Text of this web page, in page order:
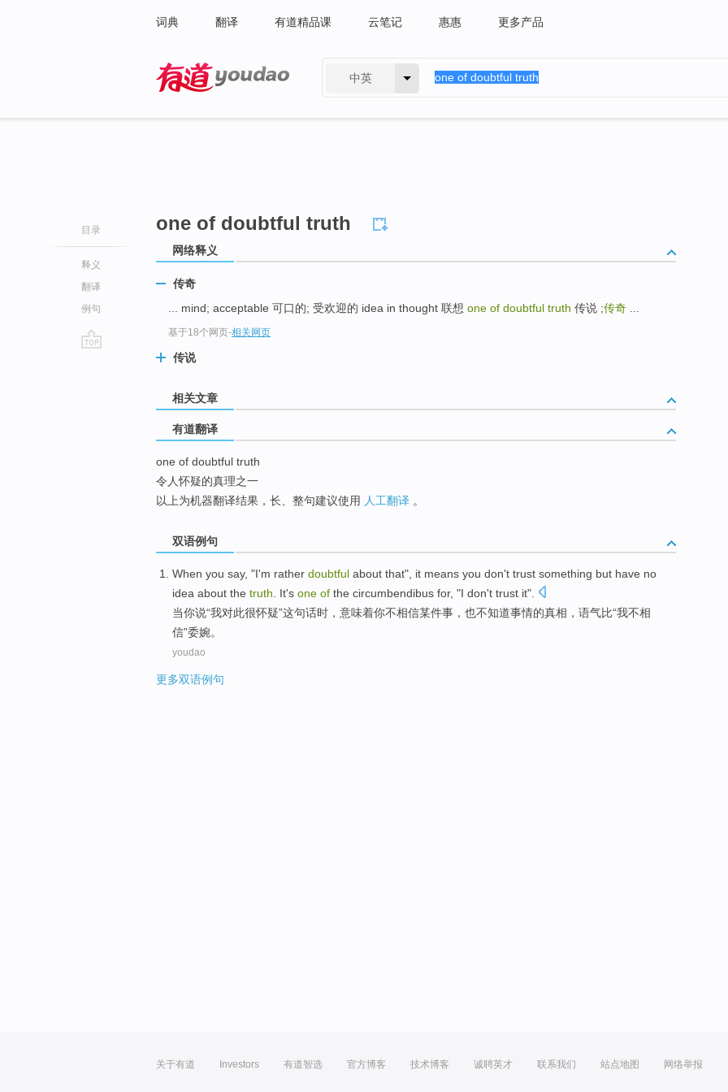
词典 翻译 有道精品课 云笔记 惠惠 更多产品
中英
目录
释义
翻译
例句
one of doubtful truth
网络释义
传奇
... mind; acceptable 可口的; 受欢迎的 idea in thought 联想 one of doubtful truth 传说 ;传奇
基于18个网页-相关网页
传说
相关文章
有道翻译
one of doubtful truth
令人怀疑的真理之一
以上为机器翻译结果，长、整句建议使用 人工翻译 。
双语例句
When you say, "I'm rather doubtful about that", it means you don't trust something but have no
idea about the truth . It's one of the circumbendibus for, "I don't trust it".
当你说“我对此很怀疑”这句话时， 意味着你不相信某件事， 也不知道事情的真相，语气比“我不相
信”委婉。
youdao
更多双语例句
关于有道 Investors 有道智选 官方博客 技术博客 诚聘英才 联系我们 站点地图 网络举报